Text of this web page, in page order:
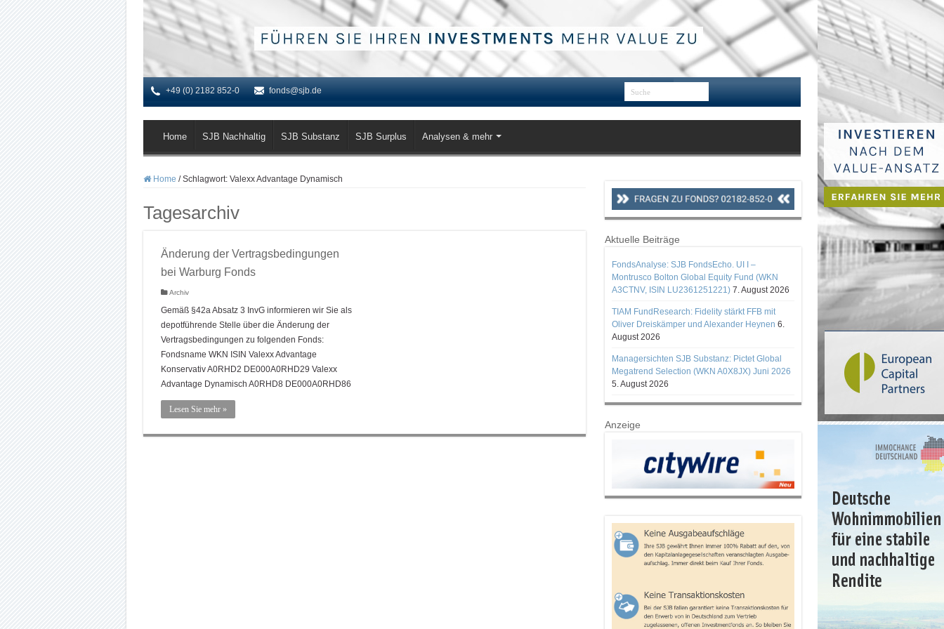
+49 (0) 2182 852-0 fonds@sjb.de
Home SJB Nachhaltig SJB Substanz SJB Surplus Analysen & mehr
Home / Schlagwort: Valexx Advantage Dynamisch
Tagesarchiv
Änderung der Vertragsbedingungen
bei Warburg Fonds
Archiv
Gemäß §42a Absatz 3 InvG informieren wir Sie als
depotführende Stelle über die Änderung der
Vertragsbedingungen zu folgenden Fonds:
Fondsname WKN ISIN Valexx Advantage
Konservativ A0RHD2 DE000A0RHD29 Valexx
Advantage Dynamisch A0RHD8 DE000A0RHD86
Lesen Sie mehr »
Aktuelle Beiträge
FondsAnalyse: SJB FondsEcho. UI I –
Montrusco Bolton Global Equity Fund (WKN
A3CTNV, ISIN LU2361251221) 7. August 2026
TIAM FundResearch: Fidelity stärkt FFB mit
Oliver Dreiskämper und Alexander Heynen 6.
August 2026
Managersichten SJB Substanz: Pictet Global
Megatrend Selection (WKN A0X8JX) Juni 2026
5. August 2026
Anzeige